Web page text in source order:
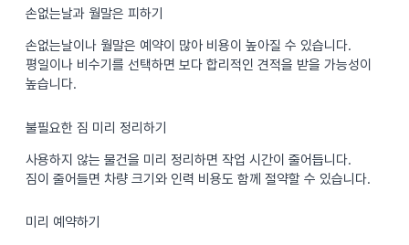
손없는날과 월말은 피하기
손없는날이나 월말은 예약이 많아 비용이 높아질 수 있습니다.
평일이나 비수기를 선택하면 보다 합리적인 견적을 받을 가능성이
높습니다.
불필요한 짐 미리 정리하기
사용하지 않는 물건을 미리 정리하면 작업 시간이 줄어듭니다.
짐이 줄어들면 차량 크기와 인력 비용도 함께 절약할 수 있습니다.
미리 예약하기